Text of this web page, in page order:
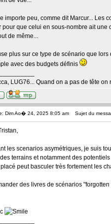
importe peu, comme dit Marcur... Les
pour que celui en sous-nombre ait une
de même...
plus sur ce type de scénario que
avec des budgets définis
LUG76... Quand on a pas de tête on
Dim Ao� 24, 2025 8:05 am Sujet du
les scenarios asymétriques, je suis
terrains et notamment des
peut basculer très fortement les
des livres de scénarios